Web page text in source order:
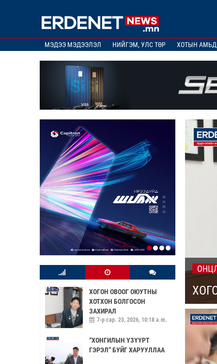
МЭДЭЭ МЭДЭЭЛЭЛ НИЙГЭМ, УЛС ТӨР ХОТЫН
ХОГОН ОВООГ ОЮУТНЫ
ХОТХОН БОЛГОСОН
ЗАХИРАЛ
7-р сар. 23, 2026, 10:18 a.m.
“ХОНГИЛЫН ҮЗҮҮРТ
ГЭРЭЛ” БУЙГ ХАРУУЛЛАА